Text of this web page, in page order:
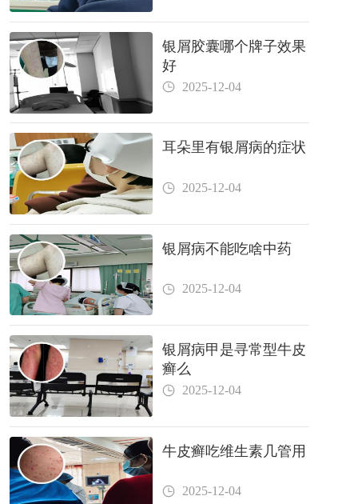
银屑胶囊哪个牌子效果
好
2025-12-04
耳朵里有银屑病的症状
2025-12-04
银屑病不能吃啥中药
2025-12-04
银屑病甲是寻常型牛皮
癣么
2025-12-04
牛皮癣吃维生素几管用
2025-12-04